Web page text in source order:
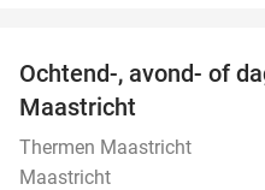
Ochtend-, avond- of
Maastricht
Thermen Maastricht
Maastricht